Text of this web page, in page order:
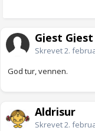
Gjest Gjest
Skrevet2.
God tur, vennen.
Aldrisur
Skrevet2.